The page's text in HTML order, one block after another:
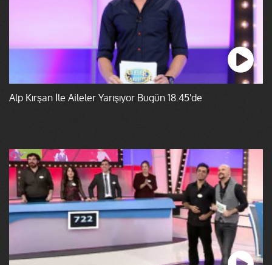
Alp Kırşan İle Aileler Yarışıyor Bugün 18.45'de